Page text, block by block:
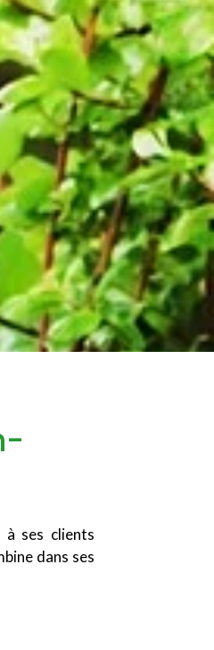
à ses clients
dans ses